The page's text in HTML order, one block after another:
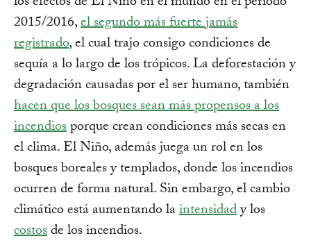
2015/2016,el segundo más fuerte jamás
registrado, el cual trajo consigo condiciones de
sequía a lo largo de los trópicos. La deforestación y
degradación causadas por el ser humano, también
hacen que los bosques sean más propensos a los
incendiosporque crean condiciones más secas en
el clima. El Niño, además juega un rol en los
bosques boreales y templados, donde los incendios
ocurren de forma natural. Sin embargo, el cambio
climático está aumentando laintensidady los
costosde los incendios.